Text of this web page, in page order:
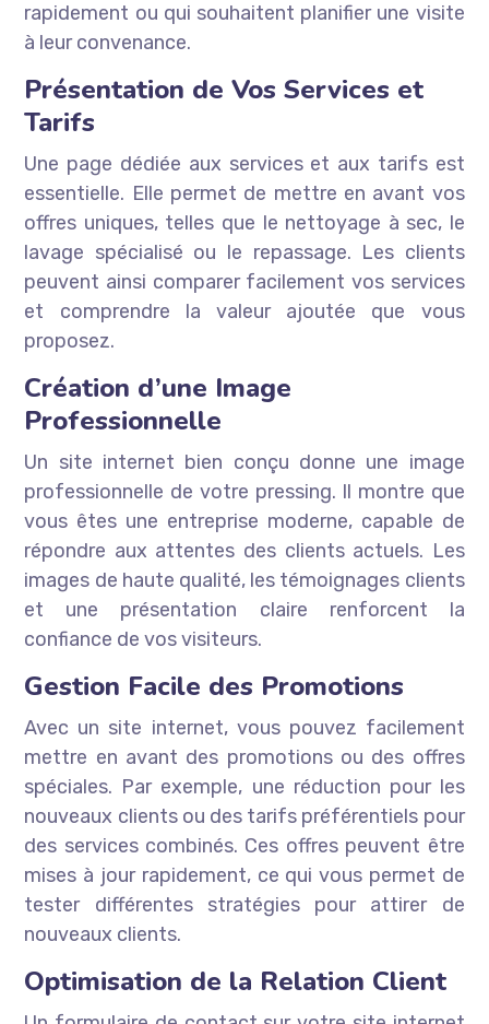
rapidement ou qui souhaitent planifier une visite
à leur convenance.
Présentation de Vos Services et
Tarifs
Une page dédiée aux services et aux tarifs est
essentielle. Elle permet de mettre en avant vos
offres uniques, telles que le nettoyage à sec, le
lavage spécialisé ou le repassage. Les clients
peuvent ainsi comparer facilement vos services
et comprendre la valeur ajoutée que vous
proposez.
Création d’une Image
Professionnelle
Un site internet bien conçu donne une image
professionnelle de votre pressing. Il montre que
vous êtes une entreprise moderne, capable de
répondre aux attentes des clients actuels. Les
images de haute qualité, les témoignages clients
et une présentation claire renforcent la
confiance de vos visiteurs.
Gestion Facile des Promotions
Avec un site internet, vous pouvez facilement
mettre en avant des promotions ou des offres
spéciales. Par exemple, une réduction pour les
nouveaux clients ou des tarifs préférentiels pour
des services combinés. Ces offres peuvent être
mises à jour rapidement, ce qui vous permet de
tester différentes stratégies pour attirer de
nouveaux clients.
Optimisation de la Relation Client